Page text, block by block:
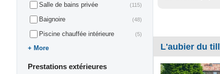
Salle de bains privée (115)
Baignoire (48)
Piscine chauffée intérieure (5)
More
Prestations extérieures
L'aubier du